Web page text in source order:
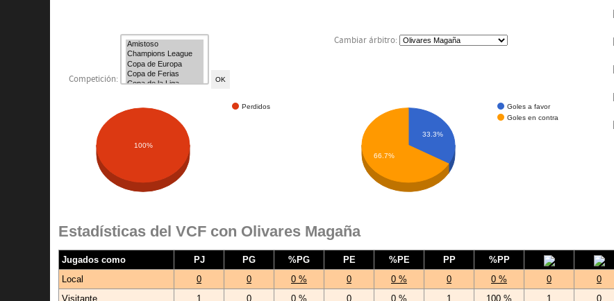
Competición:
Cambiar árbitro:
Perdidos
100%
Goles a favor
Goles en contra
33.3%
66.7%
Estadísticas del VCF con Olivares Magaña
Jugados como PJ PG %PG PE %PE PP %PP
Local
0 0 0 % 0 0 % 0 0 % 0 0
Visitante
1 0 0 % 0 0 % 1 100 % 1 0